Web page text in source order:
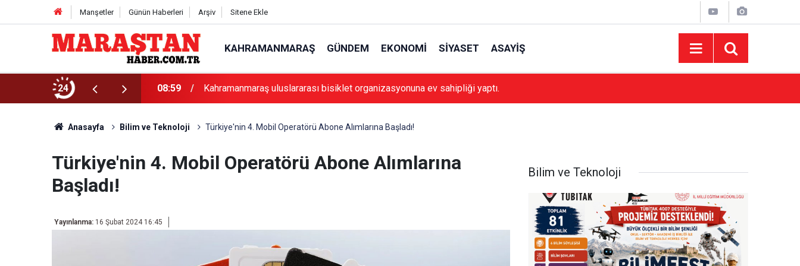
Manşetler Günün Haberleri Arşiv Sitene Ekle
KAHRAMANMARAŞ GÜNDEM EKONOMI SIYASET ASAYIŞ
24
İki Programla Devam Edecek 08:59 Kahramanmaraş uluslararası bisiklet organizasyonuna ev sahipliği yaptı.
Anasayfa Bilim ve Teknoloji Türkiye'nin 4. Mobil Operatörü Abone Alımlarına Başladı!
Türkiye'nin 4. Mobil Operatörü Abone Alımlarına
Başladı!
Yayınlanma: 16 Şubat 2024 16:45
Bilim ve Teknoloji